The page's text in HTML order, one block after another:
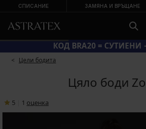
СПИСАНИЕ ЗАМЯНА И ВРЪЩАНЕ
КОД BRA20 = СУТИЕНИ
Цели бодита
Цяло боди
5 1 oценка